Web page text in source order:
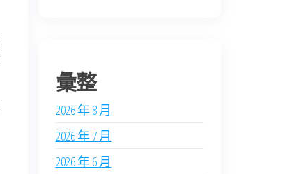
彙整
2026 年 8 月
2026 年 7 月
2026 年 6 月